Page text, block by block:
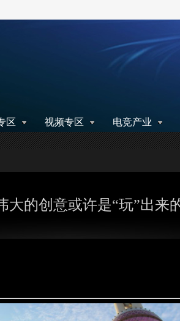
区 视频专区 电竞产业
大的创意或许是“玩”出来